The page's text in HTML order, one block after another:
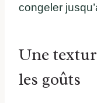
congeler
Une
les goûts